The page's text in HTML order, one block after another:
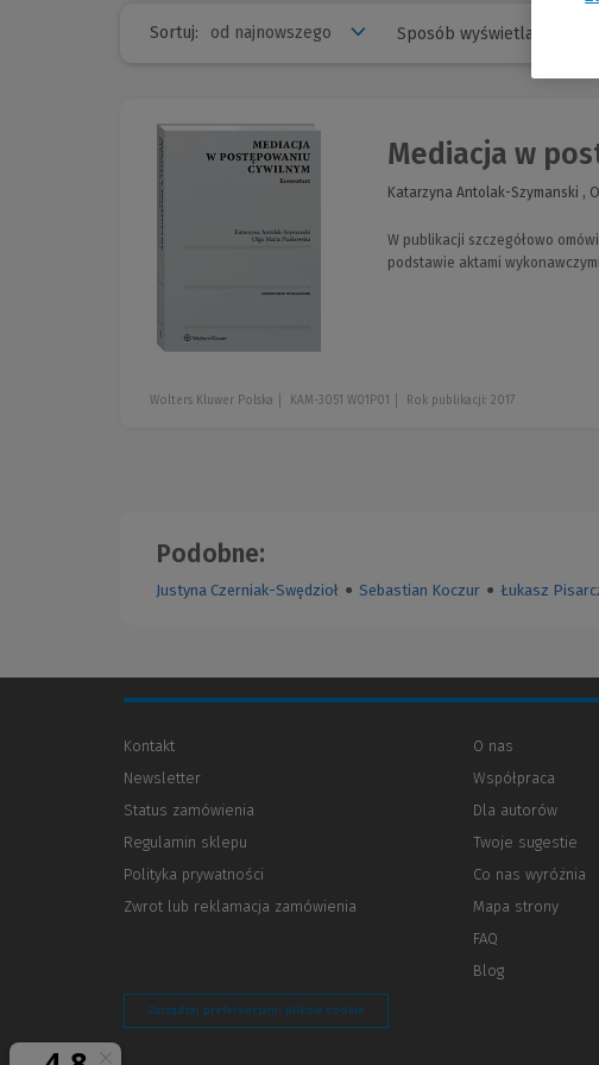
Sortuj: Sposób wyświetlania
Mediacja w
Katarzyna Antolak-Szymanski ,
W publikacji szczegółowo
podstawie aktami
Wolters Kluwer Polska KAM-3051 W01P01 Rok publikacji: 2017
Podobne:
Justyna Czerniak-Swędzioł ● Sebastian Koczur ● Łukasz
Kontakt
Newsletter
Status zamówienia
Regulamin sklepu
Polityka prywatności
innej
Zwrot lub reklamacja zamówienia
O nas
Współpraca
Dla autorów
innej
strony)
Twoje sugestie
Co nas wyróżnia
Mapa strony
FAQ
Blog
Zarządzaj preferencjami plików cookie